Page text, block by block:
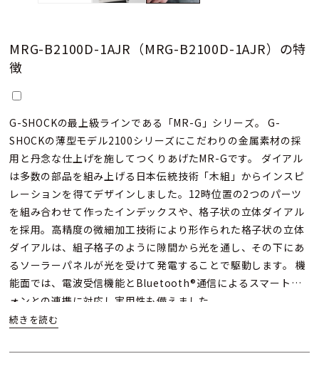
MRG-B2100D-1AJR（MRG-B2100D-1AJR）の特
徴
G-SHOCKの最上級ラインである「MR-G」シリーズ。 G-
SHOCKの薄型モデル2100シリーズにこだわりの金属素材の採
用と丹念な仕上げを施してつくりあげたMR-Gです。 ダイアル
は多数の部品を組み上げる日本伝統技術「木組」からインスピ
レーションを得てデザインしました。12時位置の2つのパーツ
を組み合わせて作ったインデックスや、格子状の立体ダイアル
を採用。高精度の微細加工技術により形作られた格子状の立体
ダイアルは、組子格子のように隙間から光を通し、その下にあ
るソーラーパネルが光を受けて発電することで駆動します。 機
能面では、電波受信機能とBluetooth®通信によるスマートフ
ォンとの連携に対応し実用性も備えました。